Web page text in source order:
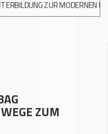
ZUR MODERNEN
ZUM